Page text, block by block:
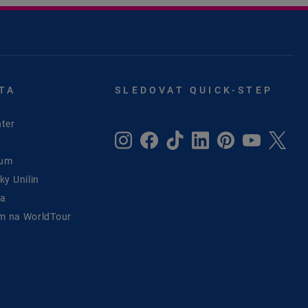
Unilin
na WorldTour
SLEDOVAT QUICK-STEP